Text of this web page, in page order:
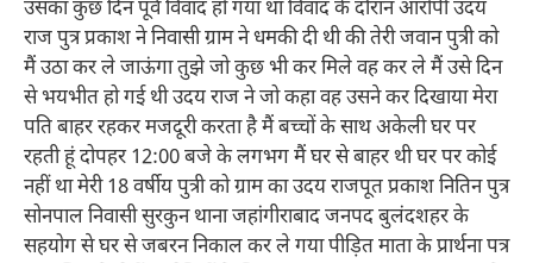
उसका कुछ दिन पूर्व विवाद हो गया था विवाद के दौरान आरोपी उदय
राज पुत्र प्रकाश ने निवासी ग्राम ने धमकी दी थी की तेरी जवान पुत्री को
मैं उठा कर ले जाऊंगा तुझे जो कुछ भी कर मिले वह कर ले मैं उसे दिन
से भयभीत हो गई थी उदय राज ने जो कहा वह उसने कर दिखाया मेरा
पति बाहर रहकर मजदूरी करता है मैं बच्चों के साथ अकेली घर पर
रहती हूं दोपहर 12:00 बजे के लगभग मैं घर से बाहर थी घर पर कोई
नहीं था मेरी 18 वर्षीय पुत्री को ग्राम का उदय राजपूत प्रकाश नितिन पुत्र
सोनपाल निवासी सुरकुन थाना जहांगीराबाद जनपद बुलंदशहर के
सहयोग से घर से जबरन निकाल कर ले गया पीड़ित माता के प्रार्थना पत्र